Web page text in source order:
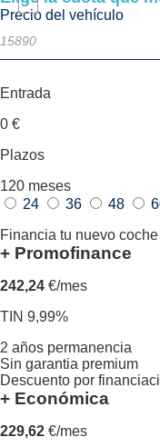
Precio del vehículo
Entrada
0 €
Plazos
120 meses
24
36 48
Financia tu nuevo
+ Promofinance
242,24 €/mes
TIN 9,99%
2 años permanencia
Sin garantia premium
Descuento por
+ Económica
229,62 €/mes